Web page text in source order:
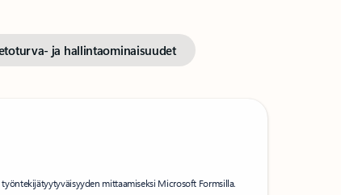
ja hallintaominaisuudet
työntekijätyytyväisyyden mittaamiseksi Microsoft Formsilla.